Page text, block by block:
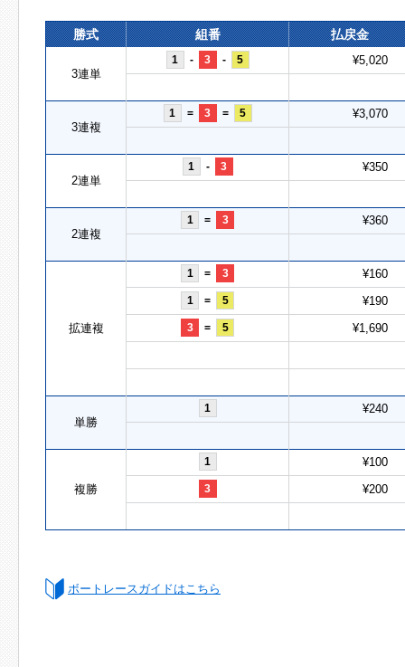
勝式 組番 払戻金
3連単
1 - 3 - 5 ¥5,020
3連複
1 = 3 = 5 ¥3,070
2連単
1 - 3 ¥350
2連複
1 = 3 ¥360
拡連複
1 = 3 ¥160
1 = 5 ¥190
3 = 5 ¥1,690
単勝
1 ¥240
複勝
1 ¥100
3 ¥200
ボートレースガイドはこちら